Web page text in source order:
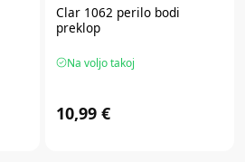
Clar 1062 perilo bodi
preklop
Na voljo takoj
10,99 €